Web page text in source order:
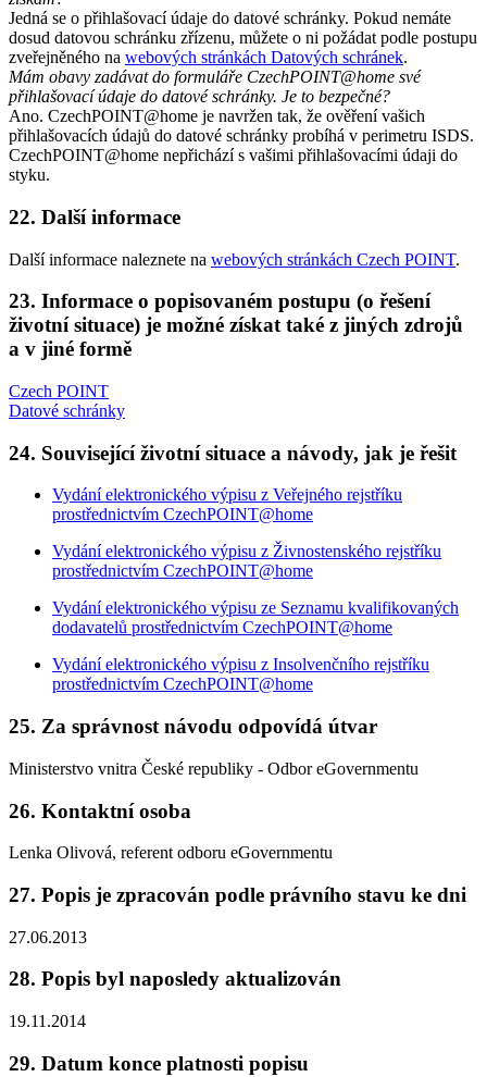
Jedná se o přihlašovací údaje do datové schránky. Pokud nemáte
dosud datovou schránku zřízenu, můžete o ni požádat podle postupu
zveřejněného na webových stránkách Datových schránek.
Mám obavy zadávat do formuláře CzechPOINT@home své
přihlašovací údaje do datové schránky. Je to bezpečné?
Ano. CzechPOINT@home je navržen tak, že ověření vašich
přihlašovacích údajů do datové schránky probíhá v perimetru ISDS.
CzechPOINT@home nepřichází s vašimi přihlašovacími údaji do
styku.
22. Další informace
Další informace naleznete na webových stránkách Czech POINT.
23. Informace o popisovaném postupu (o řešení
životní situace) je možné získat také z jiných zdrojů
a v jiné formě
Czech POINT
Datové schránky
24. Související životní situace a návody, jak je řešit
Vydání elektronického výpisu z Veřejného rejstříku
prostřednictvím CzechPOINT@home
Vydání elektronického výpisu z Živnostenského rejstříku
prostřednictvím CzechPOINT@home
Vydání elektronického výpisu ze Seznamu kvalifikovaných
dodavatelů prostřednictvím CzechPOINT@home
Vydání elektronického výpisu z Insolvenčního rejstříku
prostřednictvím CzechPOINT@home
25. Za správnost návodu odpovídá útvar
Ministerstvo vnitra České republiky - Odbor eGovernmentu
26. Kontaktní osoba
Lenka Olivová, referent odboru eGovernmentu
27. Popis je zpracován podle právního stavu ke dni
27.06.2013
28. Popis byl naposledy aktualizován
19.11.2014
29. Datum konce platnosti popisu